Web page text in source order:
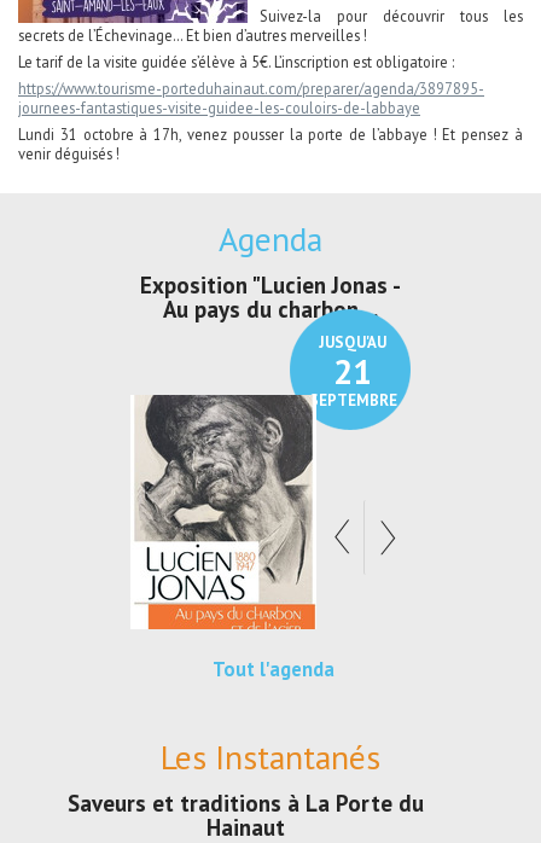
Suivez-la pour découvrir tous les
secrets de l’Échevinage… Et bien d’autres merveilles !
Le tarif de la visite guidée s’élève à 5€. L’inscription est obligatoire :
https://www.tourisme-porteduhainaut.com/preparer/agenda/3897895-
journees-fantastiques-visite-guidee-les-couloirs-de-labbaye
Lundi 31 octobre à 17h, venez pousser la porte de l’abbaye ! Et pensez à
venir déguisés !
Agenda
JUSQU'AU
21
SEPTEMBRE
Exposition "Lucien Jonas -
Au pays du charbon ...
Tout l'agenda
Les Instantanés
Saveurs et traditions à La Porte du
Hainaut